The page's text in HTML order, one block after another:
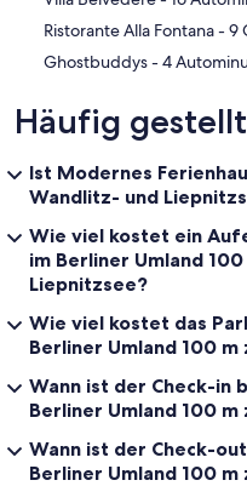
‪Ghostbuddys - ‬4
Häufig
Ist Modernes
Wandlitz- und
Wie viel kostet ein
im Berliner Umland
Liepnitzsee?
Wie viel kostet das
Berliner Umland 100
Wann ist der Check-in
Berliner Umland 100
Wann ist der Check-
Berliner Umland 100